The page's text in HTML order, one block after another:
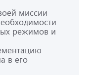
миссии
режимов и
в его